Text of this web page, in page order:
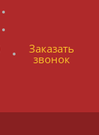
Заказать
звонок